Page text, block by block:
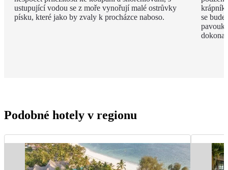
ustupující vodou se z moře vynořují malé ostrůvky
písku, které jako by zvaly k procházce naboso.
se
Podobné hotely v regionu